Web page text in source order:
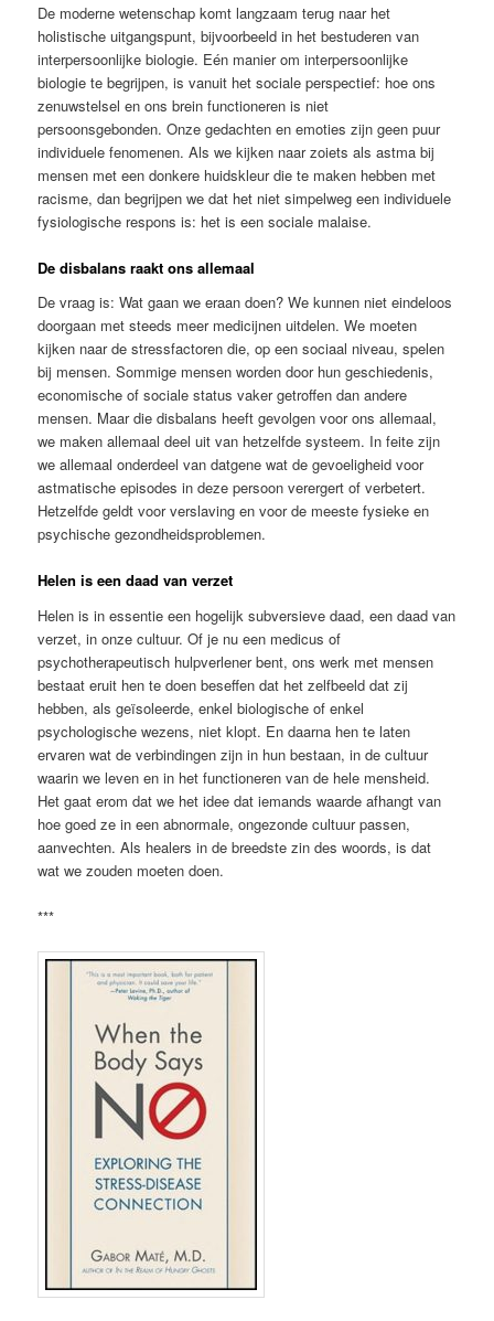
De moderne wetenschap komt langzaam terug naar het
holistische uitgangspunt, bijvoorbeeld in het bestuderen van
interpersoonlijke biologie. Eén manier om interpersoonlijke
biologie te begrijpen, is vanuit het sociale perspectief: hoe ons
zenuwstelsel en ons brein functioneren is niet
persoonsgebonden. Onze gedachten en emoties zijn geen puur
individuele fenomenen. Als we kijken naar zoiets als astma bij
mensen met een donkere huidskleur die te maken hebben met
racisme, dan begrijpen we dat het niet simpelweg een individuele
fysiologische respons is: het is een sociale malaise.
De disbalans raakt ons allemaal
De vraag is: Wat gaan we eraan doen? We kunnen niet eindeloos
doorgaan met steeds meer medicijnen uitdelen. We moeten
kijken naar de stressfactoren die, op een sociaal niveau, spelen
bij mensen. Sommige mensen worden door hun geschiedenis,
economische of sociale status vaker getroffen dan andere
mensen. Maar die disbalans heeft gevolgen voor ons allemaal,
we maken allemaal deel uit van hetzelfde systeem. In feite zijn
we allemaal onderdeel van datgene wat de gevoeligheid voor
astmatische episodes in deze persoon verergert of verbetert.
Hetzelfde geldt voor verslaving en voor de meeste fysieke en
psychische gezondheidsproblemen.
Helen is een daad van verzet
Helen is in essentie een hogelijk subversieve daad, een daad van
verzet, in onze cultuur. Of je nu een medicus of
psychotherapeutisch hulpverlener bent, ons werk met mensen
bestaat eruit hen te doen beseffen dat het zelfbeeld dat zij
hebben, als geïsoleerde, enkel biologische of enkel
psychologische wezens, niet klopt. En daarna hen te laten
ervaren wat de verbindingen zijn in hun bestaan, in de cultuur
waarin we leven en in het functioneren van de hele mensheid.
Het gaat erom dat we het idee dat iemands waarde afhangt van
hoe goed ze in een abnormale, ongezonde cultuur passen,
aanvechten. Als healers in de breedste zin des woords, is dat
wat we zouden moeten doen.
***